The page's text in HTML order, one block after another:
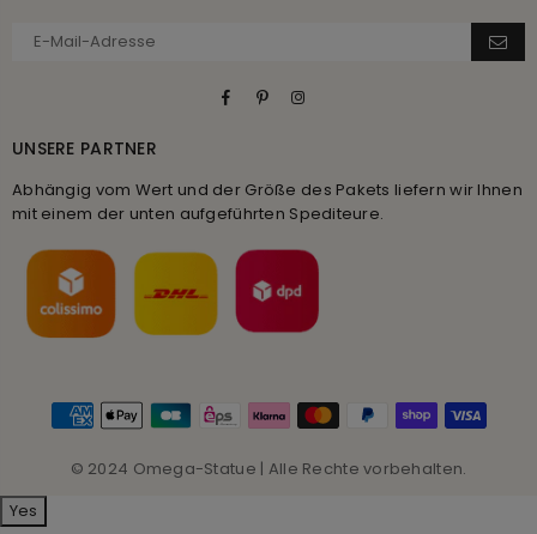
FacebookPinterest
UNSERE PARTNER
Abhängig vom Wert und der Größe des Pakets liefern wir Ihnen
mit einem der unten aufgeführten Spediteure.
© 2024 Omega-Statue | Alle Rechte vorbehalten.
Yes